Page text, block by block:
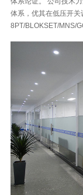
体系，优其在低压开
8PT/BLOKSET/MNS/